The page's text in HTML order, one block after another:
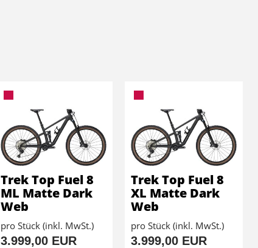
Trek Top Fuel 8
ML Matte Dark
Web
pro Stück (inkl. MwSt.)
3.999,00 EUR
Trek Top Fuel 8
XL Matte Dark
Web
pro Stück (inkl. MwSt.)
3.999,00 EUR